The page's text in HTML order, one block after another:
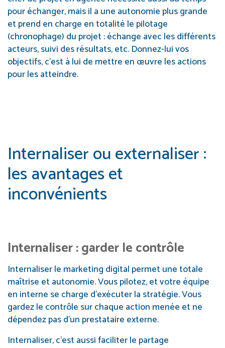
pour échanger, mais il a une autonomie plus grande
et prend en charge en totalité le pilotage
(chronophage) du projet : échange avec les différents
acteurs, suivi des résultats, etc. Donnez-lui vos
objectifs, c’est à lui de mettre en œuvre les actions
pour les atteindre.
Internaliser ou externaliser :
les avantages et
inconvénients
Internaliser : garder le contrôle
Internaliser le marketing digital permet une totale
maîtrise et autonomie. Vous pilotez, et votre équipe
en interne se charge d’exécuter la stratégie. Vous
gardez le contrôle sur chaque action menée et ne
dépendez pas d’un prestataire externe.
Internaliser, c’est aussi faciliter le partage